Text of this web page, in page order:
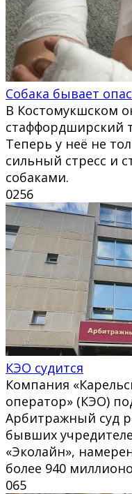
Собака бывает
В Костомукшском
стаффордширский
Теперь у неё не
сильный стресс и
собаками.
0256
КЭО судится
Компания
оператор» (КЭО)
Арбитражный суд
бывших
«Эколайн»,
более 940
065